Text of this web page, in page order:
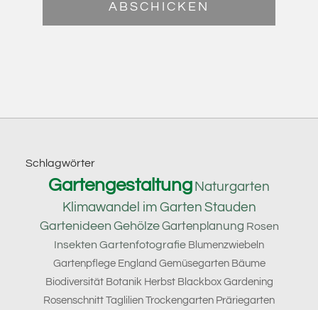
Footer
Schlagwörter
Gartengestaltung Naturgarten
Klimawandel im Garten Stauden
Gartenideen GehölzeGartenplanung Rosen
Insekten Gartenfotografie Blumenzwiebeln
Gartenpflege England Gemüsegarten Bäume
Biodiversität Botanik Herbst Blackbox Gardening
Rosenschnitt Taglilien Trockengarten Präriegarten